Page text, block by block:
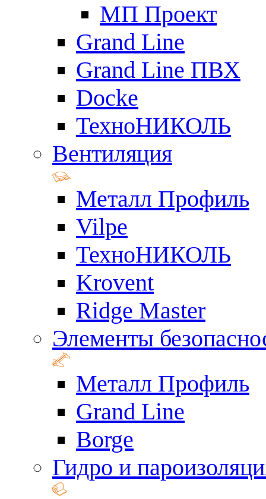
МП Проект
Grand Line
Grand Line ПВХ
Docke
ТехноНИКОЛЬ
Вентиляция
Металл Профиль
Vilpe
ТехноНИКОЛЬ
Krovent
Ridge Master
Элементы
Металл Профиль
Grand Line
Borge
Гидро и